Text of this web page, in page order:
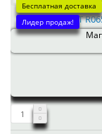
Бесплатная доставка
Лидер продаж!RST